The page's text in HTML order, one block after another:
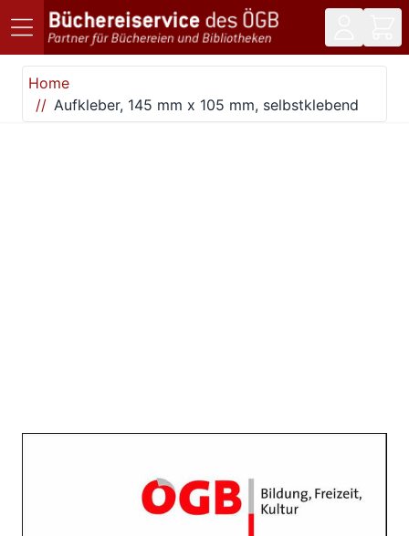
Direkt zum Inhalt
Home
Aufkleber, 145 mm x 105 mm, selbstklebend
selbstklebend